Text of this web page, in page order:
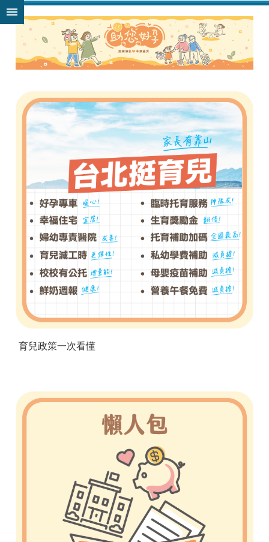
跳到主要內容區塊
育兒政策一次看懂